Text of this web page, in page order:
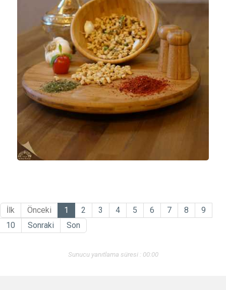
İlk Önceki 1 2 3 4 5 6 7 8
9
10
Sonraki Son
Sunucu yanıtlama süresi : 00:00